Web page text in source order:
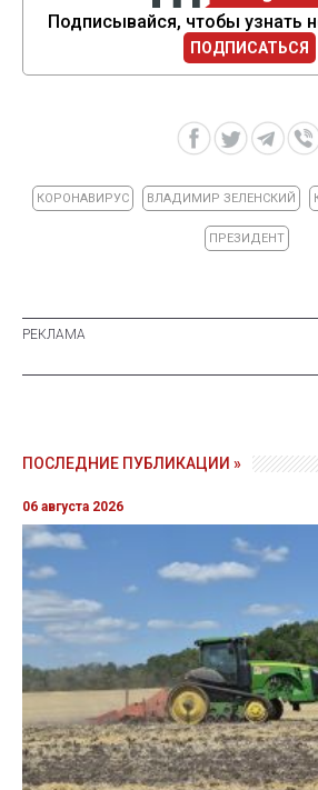
Подписывайся, чтобы узнать
ПОДПИСАТЬСЯ
КОРОНАВИРУС ВЛАДИМИР ЗЕЛЕНСКИЙ
ПРЕЗИДЕНТ
ПОСЛЕДНИЕ ПУБЛИКАЦИИ »
06 августа 2026